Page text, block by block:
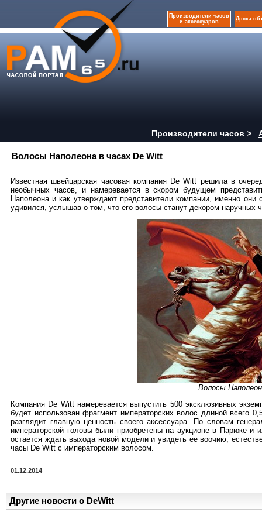
Производители часов
и аксессуаров
Доска
Производители часов >
Волосы Наполеона в часах De Witt
Известная швейцарская часовая компания De Witt решила в
необычных часов, и намеревается в скором будущем
Наполеона и как утверждают представители компании, именно
удивился, услышав о том, что его волосы станут декором наручных
Волосы
Компания De Witt намеревается выпустить 500 эксклюзивных
будет использован фрагмент императорских волос длиной всего
разглядит главную ценность своего аксессуара. По словам
императорской головы были приобретены на аукционе в Париже
остается ждать выхода новой модели и увидеть ее воочию,
часы De Witt с императорским волосом.
01.12.2014
Другие новости о DeWitt